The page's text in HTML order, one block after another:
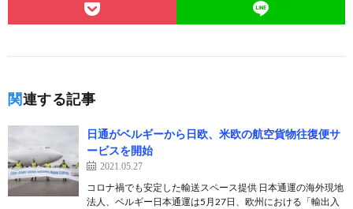
関連する記事
日通がベルギーから日欧、米欧の航空貨物往復便サ
ービスを開始
2021.05.27
コロナ禍でも安定した輸送スペース提供 日本通運の海外現地
法人、ベルギー日本通運は5月27日、欧州における「輸出入